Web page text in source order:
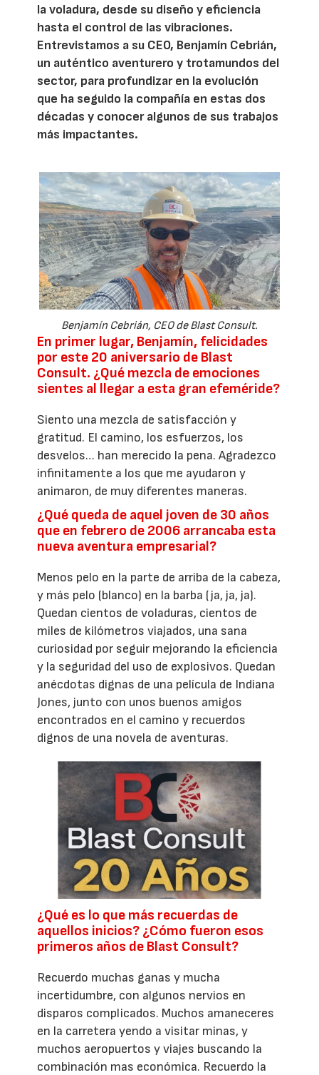
la voladura, desde su diseño y eficiencia
hasta el control de las vibraciones.
Entrevistamos a su CEO, Benjamín Cebrián,
un auténtico aventurero y trotamundos del
sector, para profundizar en la evolución
que ha seguido la compañía en estas dos
décadas y conocer algunos de sus trabajos
más impactantes.
Benjamín Cebrián, CEO de Blast Consult.
En primer lugar, Benjamín, felicidades
por este 20 aniversario de Blast
Consult. ¿Qué mezcla de emociones
sientes al llegar a esta gran efeméride?
Siento una mezcla de satisfacción y
gratitud. El camino, los esfuerzos, los
desvelos… han merecido la pena. Agradezco
infinitamente a los que me ayudaron y
animaron, de muy diferentes maneras.
¿Qué queda de aquel joven de 30 años
que en febrero de 2006 arrancaba esta
nueva aventura empresarial?
Menos pelo en la parte de arriba de la cabeza,
y más pelo (blanco) en la barba (ja, ja, ja).
Quedan cientos de voladuras, cientos de
miles de kilómetros viajados, una sana
curiosidad por seguir mejorando la eficiencia
y la seguridad del uso de explosivos. Quedan
anécdotas dignas de una película de Indiana
Jones, junto con unos buenos amigos
encontrados en el camino y recuerdos
dignos de una novela de aventuras.
¿Qué es lo que más recuerdas de
aquellos inicios? ¿Cómo fueron esos
primeros años de Blast Consult?
Recuerdo muchas ganas y mucha
incertidumbre, con algunos nervios en
disparos complicados. Muchos amaneceres
en la carretera yendo a visitar minas, y
muchos aeropuertos y viajes buscando la
combinación mas económica. Recuerdo la